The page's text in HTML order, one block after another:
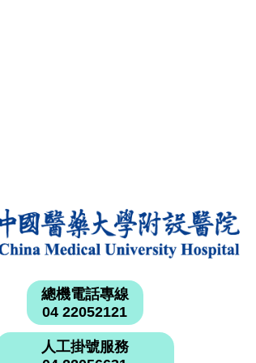
總機電話專線
04 22052121
人工掛號服務